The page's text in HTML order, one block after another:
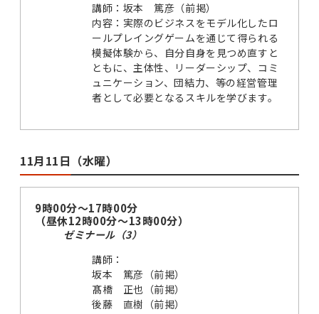
講師：坂本 篤彦（前掲）
内容：実際のビジネスをモデル化したロ
ールプレイングゲームを通じて得られる
模擬体験から、自分自身を見つめ直すと
ともに、主体性、リーダーシップ、コミ
ュニケーション、団結力、等の経営管理
者として必要となるスキルを学びます。
11月11日（水曜）
9時00分～17時00分
（昼休12時00分～13時00分）
ゼミナール（3）
講師：
坂本 篤彦（前掲）
髙橋 正也（前掲）
後藤 直樹（前掲）